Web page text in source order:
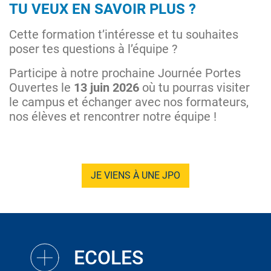
TU VEUX EN SAVOIR PLUS ?
Cette formation t’intéresse et tu souhaites
poser tes questions à l’équipe ?
Participe à notre prochaine Journée Portes
Ouvertes le 13 juin 2026 où tu pourras visiter
le campus et échanger avec nos formateurs,
nos élèves et rencontrer notre équipe !
JE VIENS À UNE JPO
ECOLES